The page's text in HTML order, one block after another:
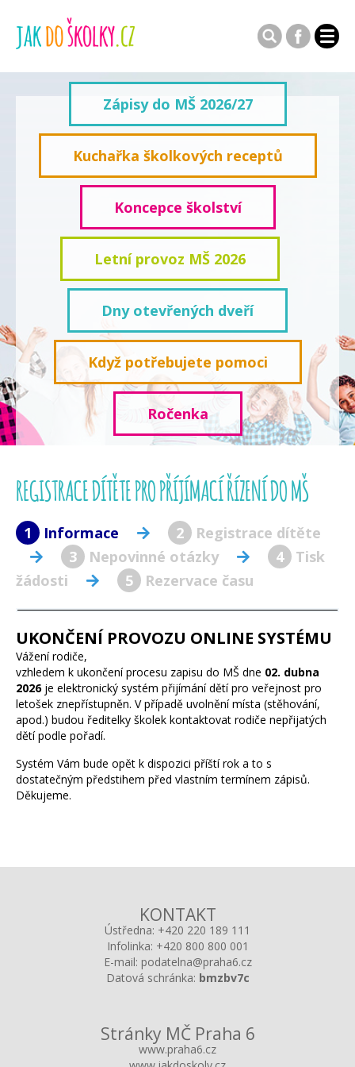
Zápisy do MŠ 2026/27
Kuchařka školkových receptů
Koncepce školství
Letní provoz MŠ 2026
Dny otevřených dveří
Když potřebujete pomoci
Ročenka
REGISTRACE DÍTĚTE PRO PŘÍJÍMACÍ ŘÍZENÍ DO MŠ
1 Informace 2
Registrace dítěte
3
Nepovinné otázky 4
Tisk
žádosti
5 Rezervace času
UKONČENÍ PROVOZU ONLINE SYSTÉMU
Vážení rodiče,
vzhledem k ukončení procesu zapisu do MŠ dne 02. dubna
2026je elektronický systém přijímání dětí pro veřejnost pro
letošek znepřístupněn. V případě uvolnění místa (stěhování,
apod.) budou ředitelky školek kontaktovat rodiče nepřijatých
dětí podle pořadí.
Systém Vám bude opět k dispozici příští rok a to s
dostatečným předstihem před vlastním termínem zápisů.
Děkujeme.
KONTAKT
Ústředna: +420 220 189 111
Infolinka: +420 800 800 001
E-mail: podatelna@praha6.cz
Datová schránka: bmzbv7c
Stránky MČ Praha 6
www.praha6.cz